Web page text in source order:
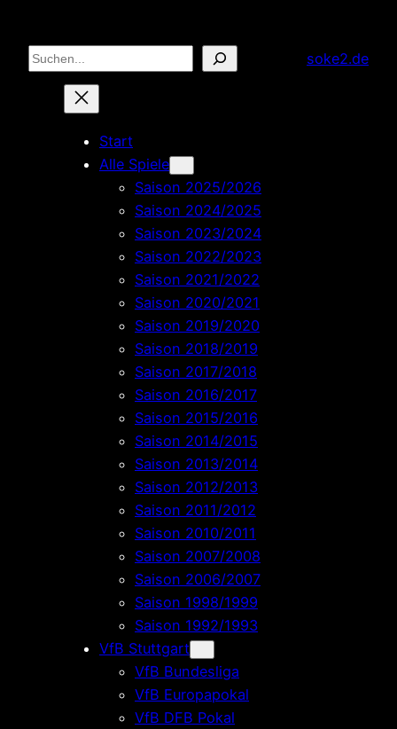
Inhalt
springen
Suchen soke2.de
Start
Alle Spiele
Saison 2025/2026
Saison 2024/2025
Saison 2023/2024
Saison 2022/2023
Saison 2021/2022
Saison 2020/2021
Saison 2019/2020
Saison 2018/2019
Saison 2017/2018
Saison 2016/2017
Saison 2015/2016
Saison 2014/2015
Saison 2013/2014
Saison 2012/2013
Saison 2011/2012
Saison 2010/2011
Saison 2007/2008
Saison 2006/2007
Saison 1998/1999
Saison 1992/1993
VfB Stuttgart
VfB Bundesliga
VfB Europapokal
VfB DFB Pokal